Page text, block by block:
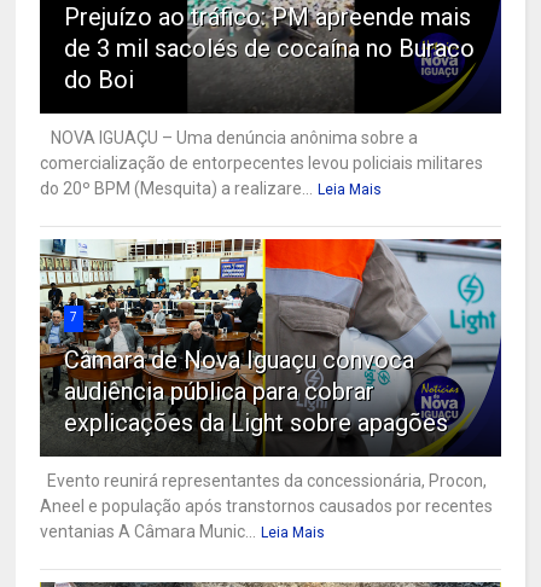
Prejuízo ao tráfico: PM apreende mais
de 3 mil sacolés de cocaína no Buraco
do Boi
NOVA IGUAÇU – Uma denúncia anônima sobre a
comercialização de entorpecentes levou policiais militares
do 20º BPM (Mesquita) a realizare...
Leia Mais
7
Câmara de Nova Iguaçu convoca
audiência pública para cobrar
explicações da Light sobre apagões
Evento reunirá representantes da concessionária, Procon,
Aneel e população após transtornos causados por recentes
ventanias A Câmara Munic...
Leia Mais